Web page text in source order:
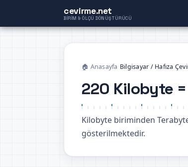
cevirme.net
BIRIM & ÖLÇÜ DÖNÜŞTÜRÜCÜ
🏠 Anasayfa Bilgisayar / Hafıza
220 Kilobyte
Kilobyte biriminden
gösterilmektedir.